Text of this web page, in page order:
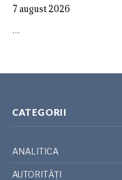
7 august 2026
…
CATEGORII
ANALITICA
AUTORITĂȚI